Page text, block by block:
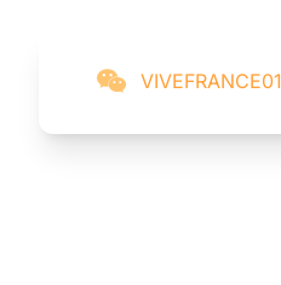
VIVEFRANCE01